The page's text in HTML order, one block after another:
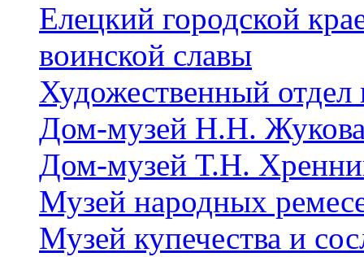
Елецкий городской
воинской славы
Художественный отдел
Дом-музей Н.Н.
Дом-музей Т.Н.
Музей народных
Музей купечества и